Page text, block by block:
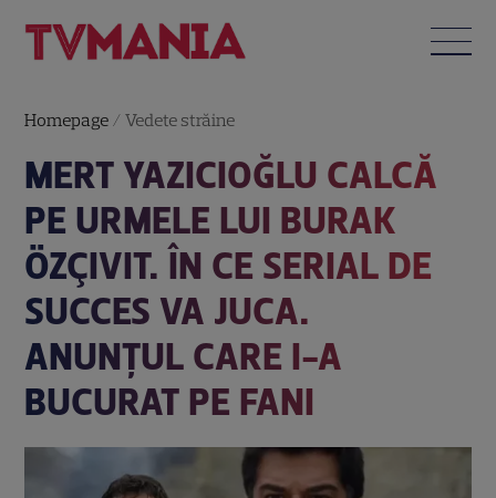
Homepage /Vedete străine
MERT YAZICIOĞLU CALCĂ
PE URMELE LUI BURAK
ÖZÇIVIT. ÎN CE SERIAL DE
SUCCES VA JUCA.
ANUNȚUL CARE I-A
BUCURAT PE FANI